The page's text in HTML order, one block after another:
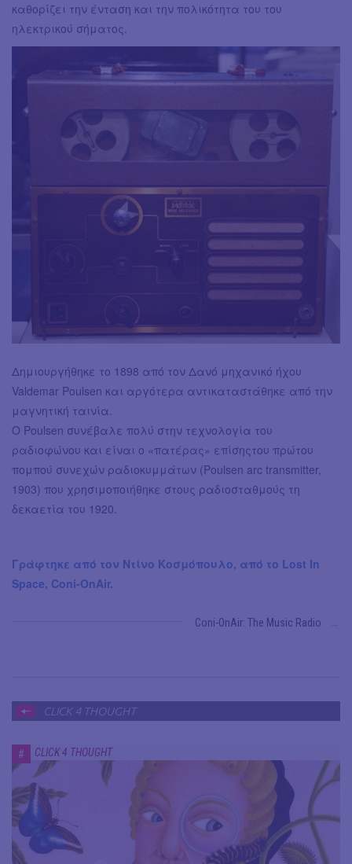
καθορίζει την ένταση και την πολικότητα του του
ηλεκτρικού σήματος.
Δημιουργήθηκε το 1898 από τον Δανό μηχανικό ήχου
Valdemar Poulsen και αργότερα αντικαταστάθηκε από την
μαγνητική ταινία.
Ο Poulsen συνέβαλε πολύ στην τεχνολογία του
ραδιοφώνου και είναι ο «πατέρας» επίσης​του πρώτου
πομπού συνεχών ραδιοκυμμάτων (Poulsen arc transmitter,
1903) που χρησιμοποιήθηκε στους ραδιοσταθμούς τη
δεκαετία του 1920.
Γράφτηκε από τον Ντίνο Κοσμόπουλο, από το Lost In
Space, Coni-OnAir.
Coni-ΟnAir: Τhe Music Radio
CLICK 4 THOUGHT
# CLICK 4 THOUGHT